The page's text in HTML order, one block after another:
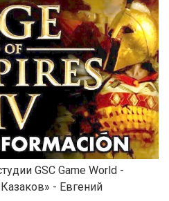
GSC Game World -
- Евгений